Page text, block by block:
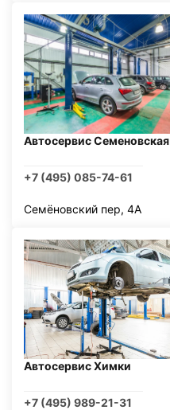
Автосервис Семеновская
+7 (495) 085-74-61
Семёновский пер, 4А
Автосервис Химки
+7 (495) 989-21-31